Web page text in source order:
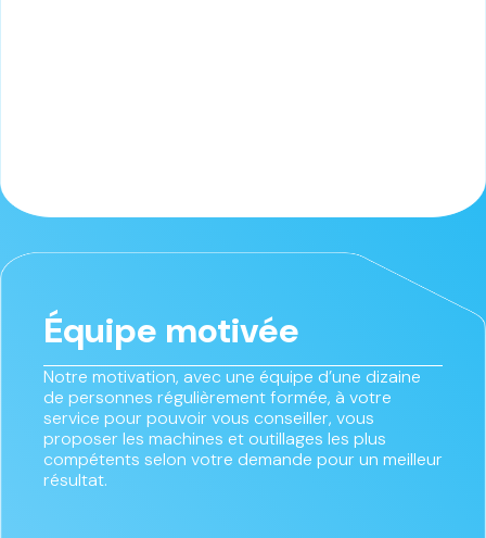
Équipe motivée
Notre motivation, avec une équipe d’une dizaine
de personnes régulièrement formée, à votre
service pour pouvoir vous conseiller, vous
proposer les machines et outillages les plus
compétents selon votre demande pour un meilleur
résultat.